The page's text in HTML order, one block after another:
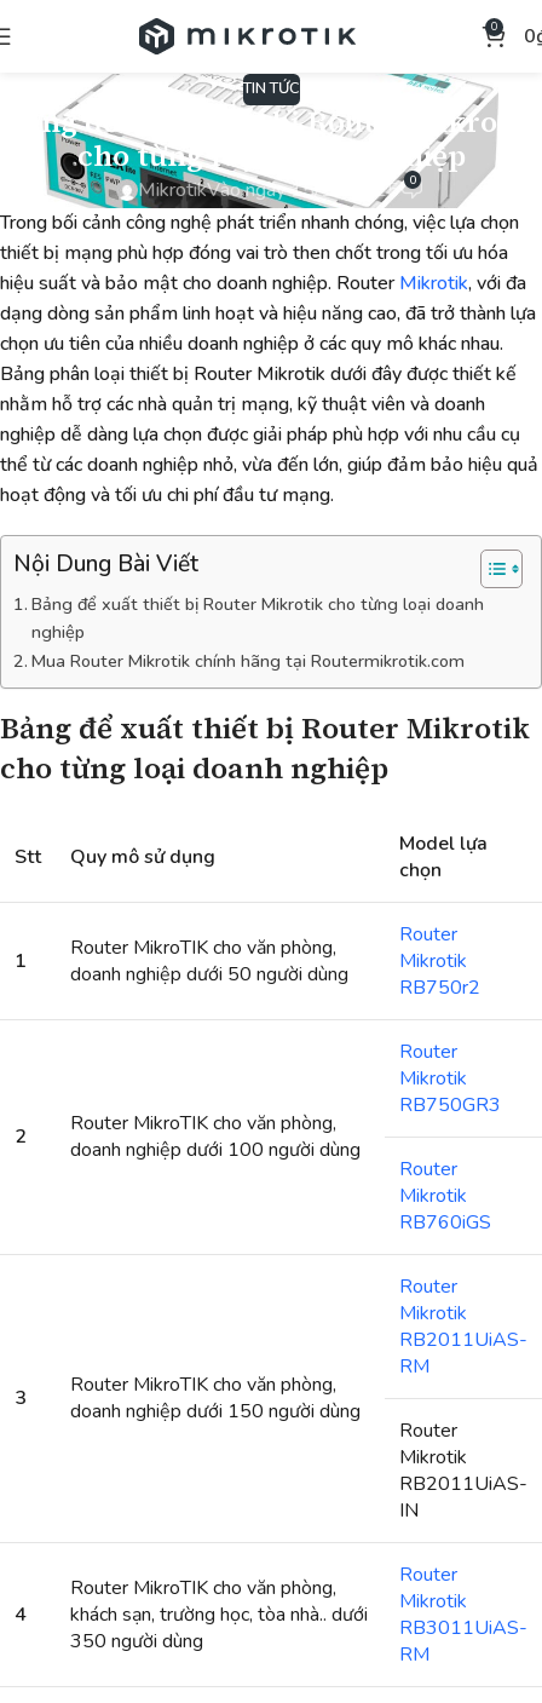
0 0
TIN TỨC
Bảng để xuất thiết bị Router Mikrotik
cho từng loại doanh nghiệp
MikrotikVào ngày 15/11/2025 0
Trong bối cảnh công nghệ phát triển nhanh chóng, việc lựa chọn
thiết bị mạng phù hợp đóng vai trò then chốt trong tối ưu hóa
hiệu suất và bảo mật cho doanh nghiệp. RouterMikrotik, với đa
dạng dòng sản phẩm linh hoạt và hiệu năng cao, đã trở thành lựa
chọn ưu tiên của nhiều doanh nghiệp ở các quy mô khác nhau.
Bảng phân loại thiết bị Router Mikrotik dưới đây được thiết kế
nhằm hỗ trợ các nhà quản trị mạng, kỹ thuật viên và doanh
nghiệp dễ dàng lựa chọn được giải pháp phù hợp với nhu cầu cụ
thể từ các doanh nghiệp nhỏ, vừa đến lớn, giúp đảm bảo hiệu quả
hoạt động và tối ưu chi phí đầu tư mạng.
Nội Dung Bài Viết
Bảng để xuất thiết bị Router Mikrotik cho từng loại doanh
nghiệp
Mua Router Mikrotik chính hãng tại Routermikrotik.com
Bảng để xuất thiết bị Router Mikrotik
cho từng loại doanh nghiệp
Stt Quy mô sử dụng
Model lựa
chọn
1
Router MikroTIK cho văn phòng,
doanh nghiệp dưới 50 người dùng
Router
Mikrotik
RB750r2
2
Router MikroTIK cho văn phòng,
doanh nghiệp dưới 100 người dùng
Router
Mikrotik
RB750GR3
Router
Mikrotik
RB760iGS
3
Router MikroTIK cho văn phòng,
doanh nghiệp dưới 150 người dùng
Router
Mikrotik
RB2011UiAS-
RM
Router
Mikrotik
RB2011UiAS-
IN
4
Router MikroTIK cho văn phòng,
khách sạn, trường học, tòa nhà.. dưới
350 người dùng
Router
Mikrotik
RB3011UiAS-
RM